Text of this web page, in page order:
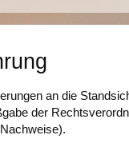
an die
der